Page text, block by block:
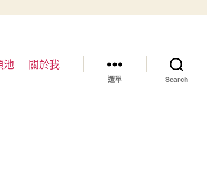
池 關於我
選單 Search